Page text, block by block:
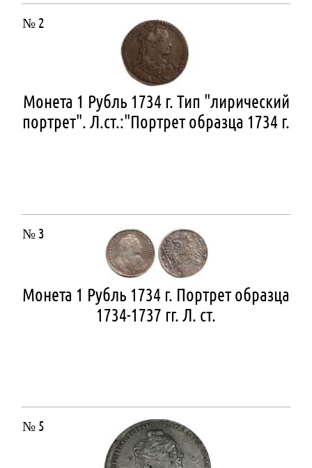
№ 2
Монета 1 Рубль 1734 г. Тип "лирический
портрет". Л.ст.:"Портрет образца 1734 г.
№ 3
Монета 1 Рубль 1734 г. Портрет образца
1734-1737 гг. Л. ст.
№ 5